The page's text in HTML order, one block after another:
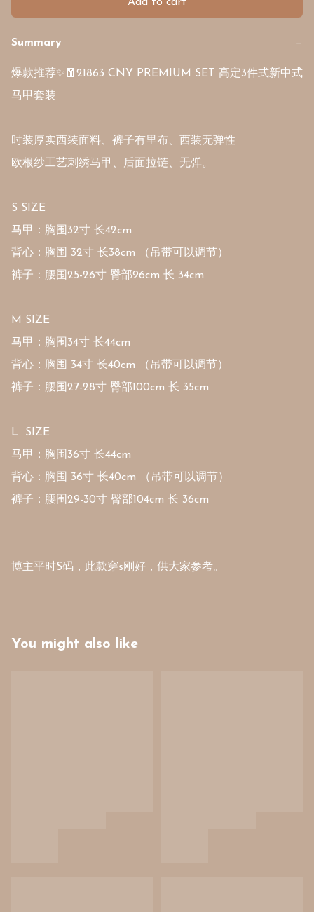
Add to cart
Summary −
爆款推荐✨🧧21863 CNY PREMIUM SET 高定3件式新中式
马甲套装
时装厚实西装面料、裤子有里布、西装无弹性
欧根纱工艺刺绣马甲、后面拉链、无弹。
S SIZE
马甲：胸围32寸 长42cm
背心：胸围 32寸 长38cm （吊带可以调节）
裤子：腰围25-26寸 臀部96cm 长 34cm
M SIZE
马甲：胸围34寸 长44cm
背心：胸围 34寸 长40cm （吊带可以调节）
裤子：腰围27-28寸 臀部100cm 长 35cm
L  SIZE
马甲：胸围36寸 长44cm
背心：胸围 36寸 长40cm （吊带可以调节）
裤子：腰围29-30寸 臀部104cm 长 36cm
博主平时S码，此款穿s刚好，供大家参考。
You might also like